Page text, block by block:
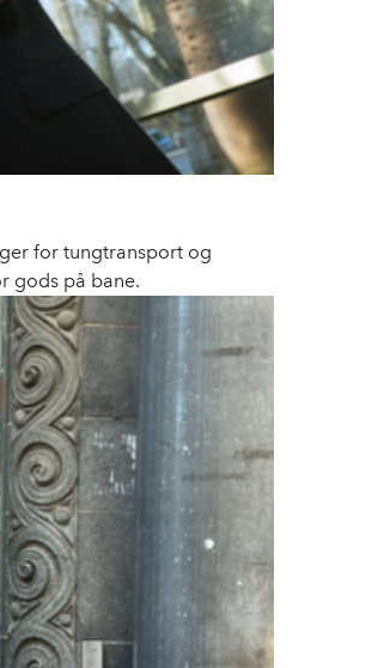
for tungtransport og
gods på bane.